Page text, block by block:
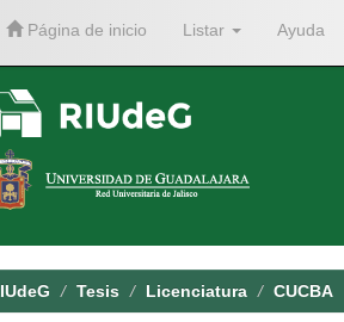
Página de inicio Listar Ayuda
Tesis Licenciatura CUCBA